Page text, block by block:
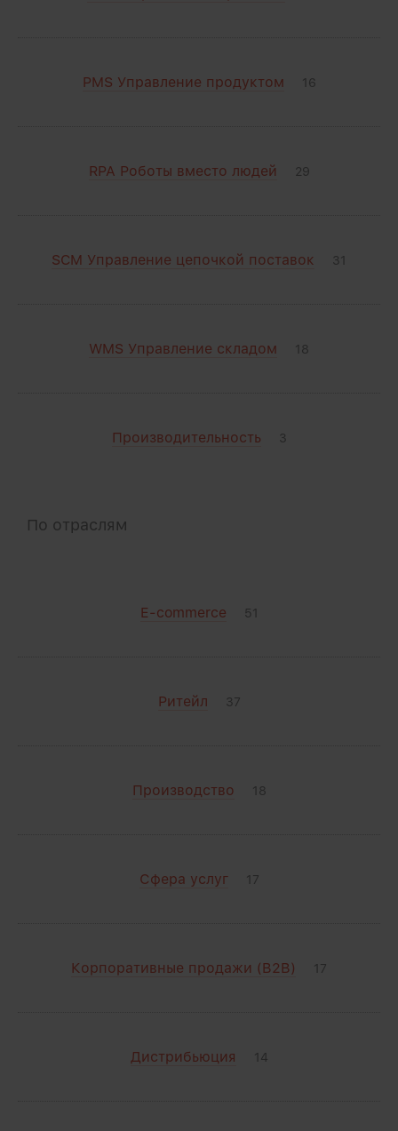
PMS Управление продуктом 16
RPA Роботы вместо людей 29
SCM Управление цепочкой поставок 31
WMS Управление складом 18
Производительность 3
По отраслям
E-commerce 51
Ритейл 37
Производство 18
Сфера услуг 17
Корпоративные продажи (B2B) 17
Дистрибьюция 14